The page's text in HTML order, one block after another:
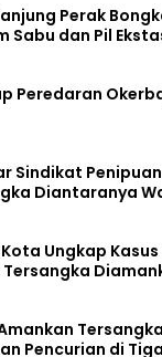
Perak
Sabu dan Pil
Peredaran
Sindikat Penipuan
Diantaranya
Ungkap
Tersangka
Pencurian di